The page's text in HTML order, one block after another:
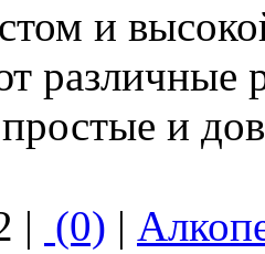
и
различные
и
| (0) |